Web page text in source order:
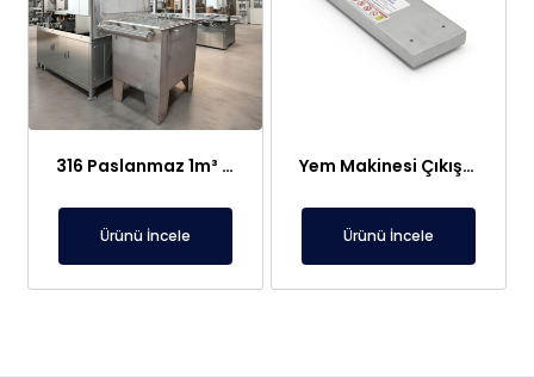
316 Paslanmaz 1m³ Elektroliz Hücresi | 7 Katot 8 Anot Altın Gümüş Rafinasyon Sistemi
Ürünü İncele
Yem Makinesi Çıkışı İçin Metal Ayırıcı Plaka Mıknatıs
Ürünü İncele